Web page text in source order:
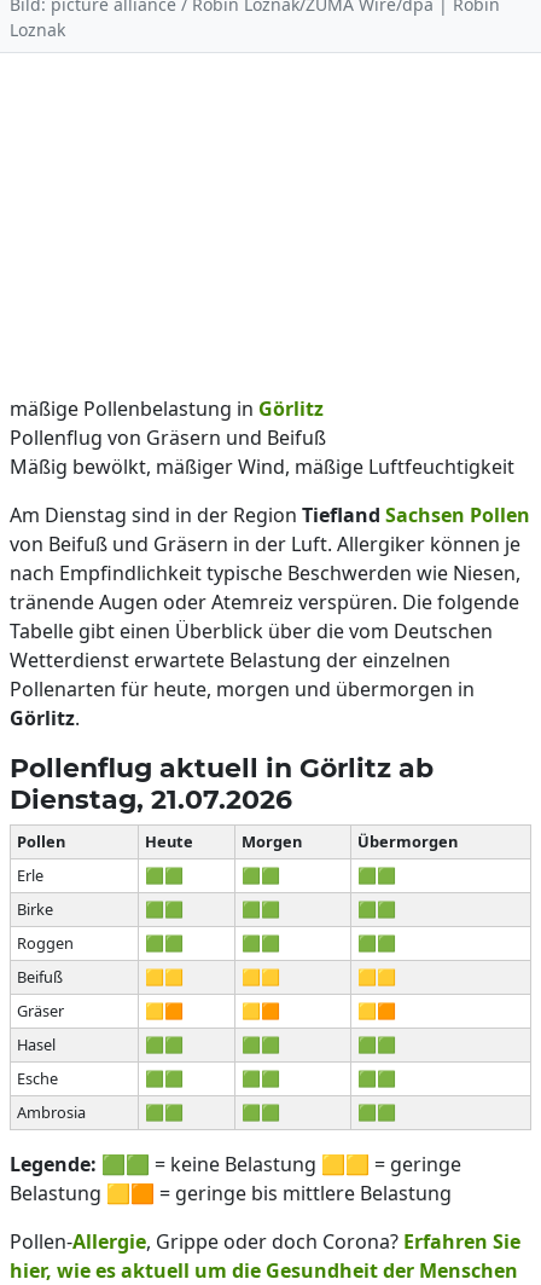
Loznak
mäßige Pollenbelastung in Görlitz
Pollenflug von Gräsern und Beifuß
Mäßig bewölkt, mäßiger Wind, mäßige Luftfeuchtigkeit
Am Dienstag sind in der Region Tiefland Sachsen Pollen
von Beifuß und Gräsern in der Luft. Allergiker können je
nach Empfindlichkeit typische Beschwerden wie Niesen,
tränende Augen oder Atemreiz verspüren. Die folgende
Tabelle gibt einen Überblick über die vom Deutschen
Wetterdienst erwartete Belastung der einzelnen
Pollenarten für heute, morgen und übermorgen in
Görlitz.
Pollenflug aktuell in Görlitz ab
Dienstag, 21.07.2026
Pollen Heute Morgen
Übermorgen
Erle
🟩🟩 🟩🟩
🟩🟩
Birke
🟩🟩 🟩🟩
🟩🟩
Roggen
🟩🟩 🟩🟩
🟩🟩
Beifuß
🟨🟨 🟨🟨
🟨🟨
Gräser
🟨🟧 🟨🟧
🟨🟧
Hasel
🟩🟩 🟩🟩
🟩🟩
Esche
🟩🟩 🟩🟩
🟩🟩
Ambrosia
🟩🟩 🟩🟩 🟩🟩
Legende: 🟩🟩 = keine Belastung 🟨🟨 = geringe
Belastung 🟨🟧 = geringe bis mittlere Belastung
Pollen-Allergie, Grippe oder doch Corona? Erfahren Sie
hier, wie es aktuell um die Gesundheit der Menschen